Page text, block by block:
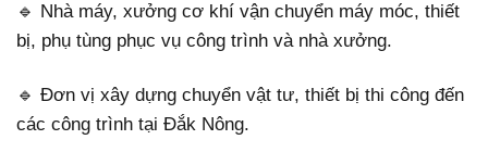
🔹 Nhà máy, xưởng cơ khí vận chuyển máy móc, thiết
bị, phụ tùng phục vụ công trình và nhà xưởng.
🔹 Đơn vị xây dựng chuyển vật tư, thiết bị thi công đến
các công trình tại Đắk Nông.